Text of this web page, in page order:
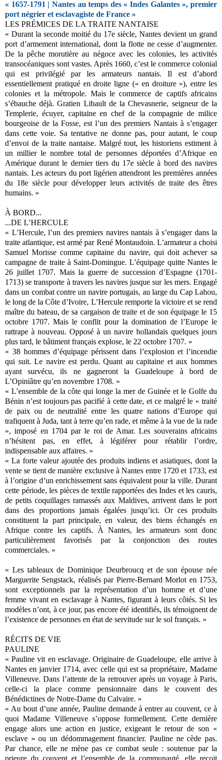
« 1657-1791 | Nantes au temps des « Indes Galantes », premier
port négrier et esclavagiste de France »
LES PRÉMICES DE LA TRAITE NANTAISE
« Durant la seconde moitié du 17e siècle, Nantes devient un grand
port d’armement international, dont la flotte ne cesse d’augmenter.
De la pêche morutière au négoce avec les colonies, les activités
transocéaniques sont vastes. Après 1660, c’est le commerce colonial
qui est privilégié par les armateurs nantais. Il est d’abord
essentiellement pratiqué en droite ligne (« en droiture »), entre les
colonies et la métropole. Mais le commerce de captifs africains
s’ébauche déjà. Gratien Libault de la Chevasnerie, seigneur de la
Templerie, écuyer, capitaine en chef de la compagnie de milice
bourgeoise de la Fosse, est l’un des premiers Nantais à s’engager
dans cette voie. Sa tentative ne donne pas, pour autant, le coup
d’envoi de la traite nantaise. Malgré tout, les historiens estiment à
un millier le nombre total de personnes déportées d’Afrique en
Amérique durant le dernier tiers du 17e siècle à bord des navires
nantais. Les acteurs du port ligérien attendront les premières années
du 18e siècle pour développer leurs activités de traite des êtres
humains. »
À BORD...
...DE L’HERCULE
« L’Hercule, l’un des premiers navires nantais à s’engager dans la
traite atlantique, est armé par René Montaudoin. L’armateur a choisi
Samuel Morisse comme capitaine du navire, qui doit achever sa
campagne de traite à Saint-Domingue. L’équipage quitte Nantes le
26 juillet 1707. Mais la guerre de succession d’Espagne (1701-
1713) se transporte à travers les navires jusque sur les mers. Engagé
dans un combat contre un navire portugais, au large du Cap Lahou,
le long de la Côte d’Ivoire, L’Hercule remporte la victoire et se rend
maître du bateau, de sa cargaison de traite et de son équipage le 15
octobre 1707. Mais le conflit pour la domination de l’Europe le
rattrape à nouveau. Opposé à un navire hollandais quelques jours
plus tard, le bâtiment français explose, le 22 octobre 1707. »
« 38 hommes d’équipage périssent dans l’explosion et l’incendie
qui suit. Le navire est perdu. Quant au capitaine et aux hommes
ayant survécu, ils ne gagneront la Guadeloupe à bord de
L’Opiniâtre qu’en novembre 1708. »
« L’ensemble de la côte qui longe la mer de Guinée et le Golfe du
Bénin n’est toujours pas pacifié à cette date, et ce malgré le « traité
de paix ou de neutralité entre les quatre nations d’Europe qui
trafiquent à Juda, tant à terre qu’en rade, et même à la vue de la rade
», imposé en 1704 par le roi de Amar. Les souverains africains
n’hésitent pas, en effet, à légiférer pour rétablir l’ordre,
indispensable aux affaires. »
« La forte valeur ajoutée des produits indiens et asiatiques, dont la
vente se tient de manière exclusive à Nantes entre 1720 et 1733, est
à l’origine d’un enrichissement sans équivalent pour la ville. Durant
cette période, les pièces de textile rapportées des Indes et les cauris,
de petits coquillages ramassés aux Maldives, arrivent dans le port
dans des proportions jamais égalées jusqu’ici. Or ces produits
constituent la part principale, en valeur, des biens échangés en
Afrique contre les captifs. À Nantes, les armateurs sont donc
particulièrement favorisés par la conjonction des routes
commerciales. »
« Les tableaux de Dominique Deurbroucq et de son épouse née
Marguerite Sengstack, réalisés par Pierre-Bernard Morlot en 1753,
sont exceptionnels par la représentation d’un homme et d’une
femme vivant en esclavage à Nantes, figurant à leurs côtés. Si les
modèles n’ont, à ce jour, pas encore été identifiés, ils témoignent de
l’existence de personnes en état de servitude sur le sol français. »
RÉCITS DE VIE
PAULINE
« Pauline vit en esclavage. Originaire de Guadeloupe, elle arrive à
Nantes en janvier 1714, avec celle qui est sa propriétaire, Madame
Villeneuve. Dans l’attente de la retrouver après un voyage à Paris,
celle-ci la place comme pensionnaire dans le couvent des
Bénédictines de Notre-Dame du Calvaire. »
« Au bout d’une année, Pauline demande à entrer au couvent, ce à
quoi Madame Villeneuve s’oppose formellement. Cette dernière
engage alors une action en justice, exigeant le retour de son «
esclave » ou un dédommagement financier. Pauline ne cède pas.
Par chance, elle ne mène pas ce combat seule : soutenue par la
prieure du couvent et l’ensemble de la communauté, elle reçoit